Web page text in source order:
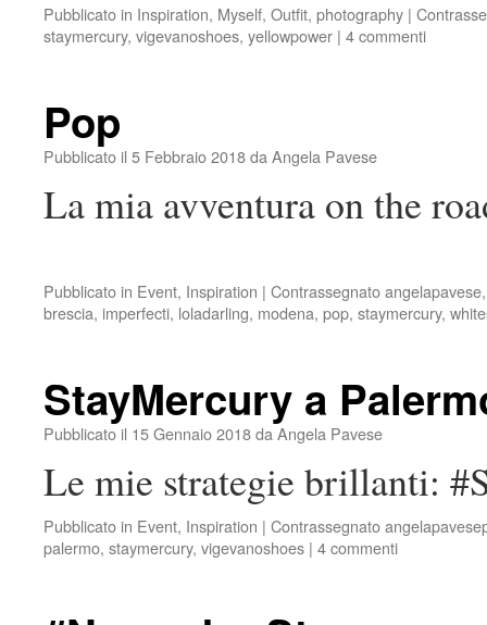
Pubblicato in Inspiration, Myself, Outfit, photography |
staymercury, vigevanoshoes, yellowpower | 4 commenti
Pop
Pubblicato il 5 Febbraio 2018da Angela Pavese
La mia avventura on the
Pubblicato in Event, Inspiration | Contrassegnatoangelapavese
brescia, imperfecti, loladarling, modena, pop, staymercury,
StayMercury a
Pubblicato il 15 Gennaio 2018da Angela Pavese
Le mie strategie brillanti:
Pubblicato in Event, Inspiration | Contrassegnato
palermo, staymercury, vigevanoshoes | 4 commenti